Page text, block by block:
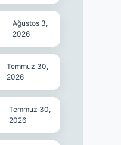
Ağustos 3,
2026
Temmuz 30,
2026
Temmuz 30,
2026